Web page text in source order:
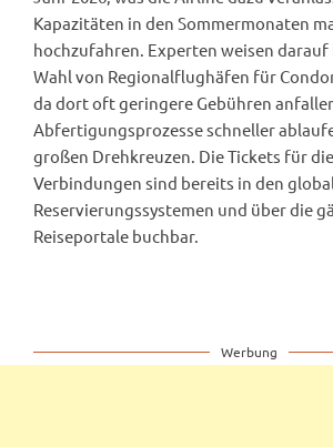
Kapazitäten in den Sommermonaten
hochzufahren. Experten weisen darauf
Wahl von Regionalflughäfen für
da dort oft geringere Gebühren
Abfertigungsprozesse schneller
großen Drehkreuzen. Die Tickets für
Verbindungen sind bereits in den
Reservierungssystemen und über die
Reiseportale buchbar.
Werbung